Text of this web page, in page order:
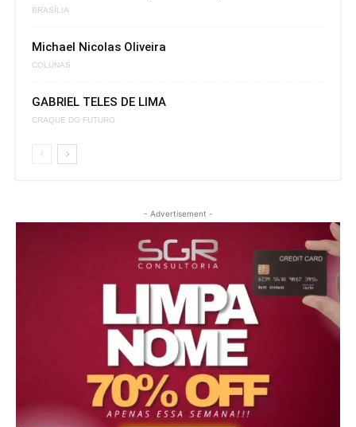
BRASÍLIA
Michael Nicolas Oliveira
COLUNAS
GABRIEL TELES DE LIMA
CRAQUE DO FUTURO
- Advertisement -